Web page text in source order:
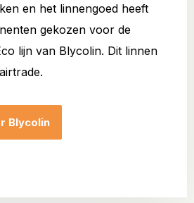
en het linnengoed heeft
gekozen voor de
lijn van Blycolin. Dit linnen
Blycolin